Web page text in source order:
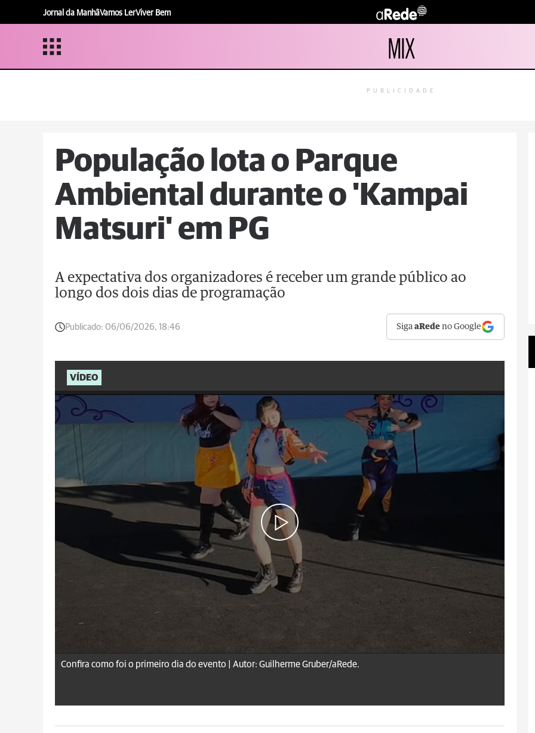
Jornal da ManhãVamos LerViver Bem
MIX
PUBLICIDADE
População lota o Parque
Ambiental durante o 'Kampai
Matsuri' em PG
A expectativa dos organizadores é receber um grande público ao
longo dos dois dias de programação
Publicado: 06/06/2026, 18:46 SigaaRede no Google
VÍDEO
Confira como foi o primeiro dia do evento | Autor: Guilherme Gruber/aRede.